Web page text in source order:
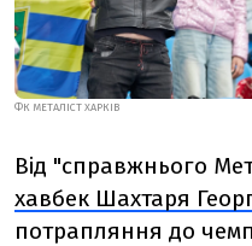
ФК МЕТАЛІСТ ХАРКІВ
Від "справжнього
хавбек Шахтаря
потрапляння до